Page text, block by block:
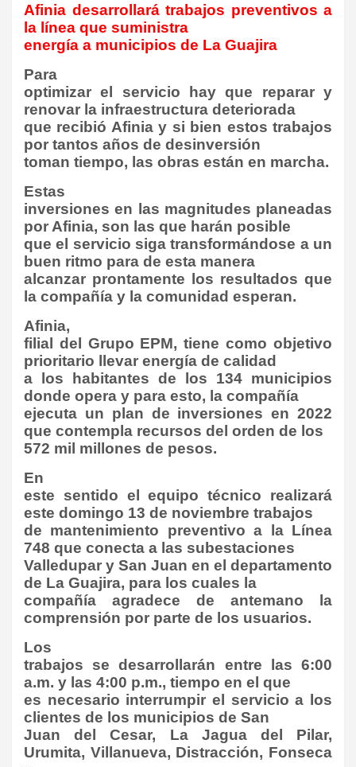
Afinia desarrollará trabajos preventivos a
la línea que suministra
energía a municipios de La Guajira
Para
optimizar el servicio hay que reparar y
renovar la infraestructura deteriorada
que recibió Afinia y si bien estos trabajos
por tantos años de desinversión
toman tiempo, las obras están en marcha.
Estas
inversiones en las magnitudes planeadas
por Afinia, son las que harán posible
que el servicio siga transformándose a un
buen ritmo para de esta manera
alcanzar prontamente los resultados que
la compañía y la comunidad esperan.
Afinia,
filial del Grupo EPM, tiene como objetivo
prioritario llevar energía de calidad
a los habitantes de los 134 municipios
donde opera y para esto, la compañía
ejecuta un plan de inversiones en 2022
que contempla recursos del orden de los
572 mil millones de pesos.
En
este sentido el equipo técnico realizará
este domingo 13 de noviembre trabajos
de mantenimiento preventivo a la Línea
748 que conecta a las subestaciones
Valledupar y San Juan en el departamento
de La Guajira, para los cuales la
compañía agradece de antemano la
comprensión por parte de los usuarios.
Los
trabajos se desarrollarán entre las 6:00
a.m. y las 4:00 p.m., tiempo en el que
es necesario interrumpir el servicio a los
clientes de los municipios de San
Juan del Cesar, La Jagua del Pilar,
Urumita, Villanueva, Distracción, Fonseca